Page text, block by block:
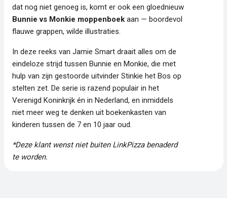
dat nog niet genoeg is, komt er ook een gloednieuw
Bunnie vs Monkie moppenboekaan — boordevol
flauwe grappen, wilde illustraties.
In deze reeks van Jamie Smart draait alles om de
eindeloze strijd tussen Bunnie en Monkie, die met
hulp van zijn gestoorde uitvinder Stinkie het Bos op
stelten zet. De serie is razend populair in het
Verenigd Koninkrijk én in Nederland, en inmiddels
niet meer weg te denken uit boekenkasten van
kinderen tussen de 7 en 10 jaar oud.
*Deze klant wenst niet buiten LinkPizza benaderd
te worden.